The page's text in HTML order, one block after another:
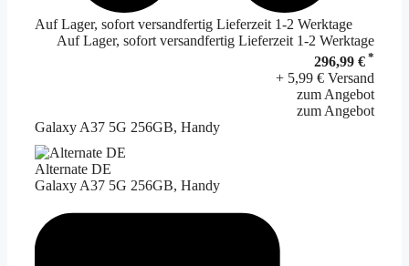
Auf Lager, sofort versandfertig Lieferzeit 1-2 Werktage
Auf Lager, sofort versandfertig Lieferzeit 1-2 Werktage
296,99 € *
+ 5,99 € Versand
zum Angebot
zum Angebot
Galaxy A37 5G 256GB, Handy
Alternate DE
Galaxy A37 5G 256GB, Handy